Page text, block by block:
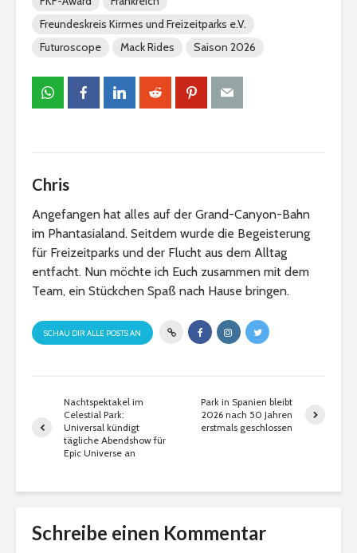
Freundeskreis Kirmes und Freizeitparks e.V.
Futuroscope
Mack Rides Saison 2026
Chris
Angefangen hat alles auf der Grand-Canyon-Bahn
im Phantasialand. Seitdem wurde die Begeisterung
für Freizeitparks und der Flucht aus dem Alltag
entfacht. Nun möchte ich Euch zusammen mit dem
Team, ein Stückchen Spaß nach Hause bringen.
SCHAU DIR ALLE POSTS AN
Nachtspektakel im
Celestial Park:
Universal kündigt
tägliche Abendshow für
Epic Universe an
Park in Spanien bleibt
2026 nach 50 Jahren
erstmals geschlossen
Schreibe einen Kommentar